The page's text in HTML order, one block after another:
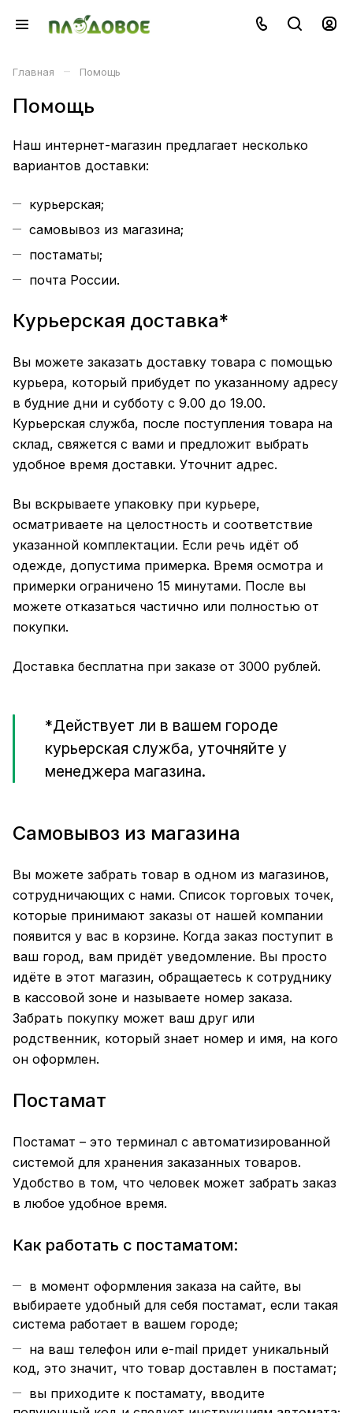
Главная – Помощь
Помощь
Наш интернет-магазин предлагает несколько
вариантов доставки:
курьерская;
самовывоз из магазина;
постаматы;
почта России.
Курьерская доставка*
Вы можете заказать доставку товара с помощью
курьера, который прибудет по указанному адресу
в будние дни и субботу с 9.00 до 19.00.
Курьерская служба, после поступления товара на
склад, свяжется с вами и предложит выбрать
удобное время доставки. Уточнит адрес.
Вы вскрываете упаковку при курьере,
осматриваете на целостность и соответствие
указанной комплектации. Если речь идёт об
одежде, допустима примерка. Время осмотра и
примерки ограничено 15 минутами. После вы
можете отказаться частично или полностью от
покупки.
Доставка бесплатна при заказе от 3000 рублей.
*Действует ли в вашем городе
курьерская служба, уточняйте у
менеджера магазина.
Самовывоз из магазина
Вы можете забрать товар в одном из магазинов,
сотрудничающих с нами. Список торговых точек,
которые принимают заказы от нашей компании
появится у вас в корзине. Когда заказ поступит в
ваш город, вам придёт уведомление. Вы просто
идёте в этот магазин, обращаетесь к сотруднику
в кассовой зоне и называете номер заказа.
Забрать покупку может ваш друг или
родственник, который знает номер и имя, на кого
он оформлен.
Постамат
Постамат – это терминал с автоматизированной
системой для хранения заказанных товаров.
Удобство в том, что человек может забрать заказ
в любое удобное время.
Как работать с постаматом:
в момент оформления заказа на сайте, вы
выбираете удобный для себя постамат, если такая
система работает в вашем городе;
на ваш телефон или e-mail придет уникальный
код, это значит, что товар доставлен в постамат;
вы приходите к постамату, вводите